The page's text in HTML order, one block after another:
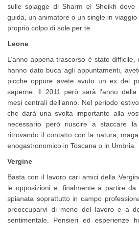
sulle spiagge di Sharm el Sheikh dove
guida, un animatore o un single in
proprio colpo di sole per te.
Leone
L’anno appena trascorso è stato
hanno dato buca agli appuntamenti,
picche oppure avete avuto un ex del
saperne. Il 2011 però sarà l’anno
mesi centrali dell’anno. Nel periodo
che darà una svolta importante alla
necessario però riuscire a staccare la
ritrovando il contatto con la natura,
enogastronomico in Toscana o in Umbria.
Vergine
Basta con il lavoro cari amici della
le opposizioni e, finalmente a partire
spianata soprattutto in campo
preoccuparvi di meno del lavoro e a
sentimentale. Pensieri ed esperienze